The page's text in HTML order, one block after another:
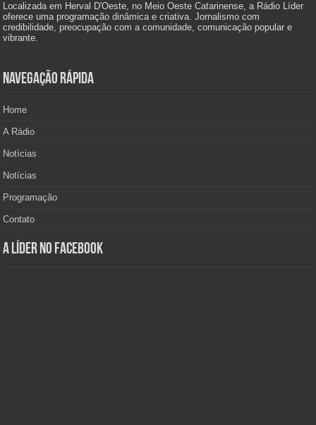
Localizada em Herval D'Oeste, no Meio Oeste Catarinense, a Rádio Líder
oferece uma programação dinâmica e criativa. Jornalismo com
credibilidade, preocupação com a comunidade, comunicação popular e
vibrante.
Navegação Rápida
Home
A Rádio
Notícias
Notícias
Programação
Contato
A Líder no Facebook